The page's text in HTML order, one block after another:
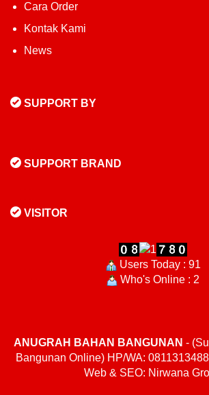
Cara Order
Kontak Kami
News
SUPPORT BY
SUPPORT BRAND
VISITOR
Users Today : 91
Who's Online : 2
ANUGRAH BAHAN BANGUNAN -
Bangunan Online) HP/WA:
Web & SEO: Nirwana